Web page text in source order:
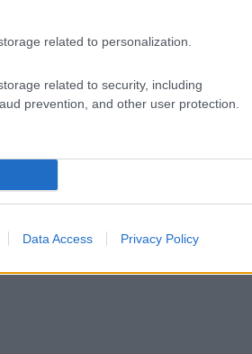
related to personalization.
related to security, including
prevention, and other user protection.
Data Access Privacy Policy